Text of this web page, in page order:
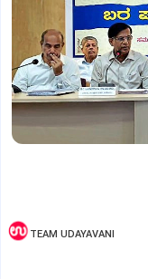
TEAM UDAYAVANI